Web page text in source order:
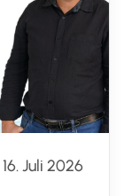
16. Juli 2026